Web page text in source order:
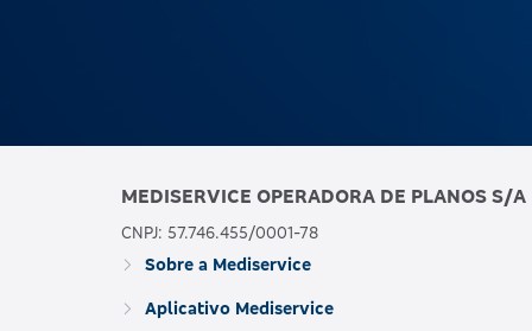
MEDISERVICE OPERADORA DE PLANOS S/A
CNPJ: 57.746.455/0001-78
Sobre a Mediservice
Aplicativo Mediservice